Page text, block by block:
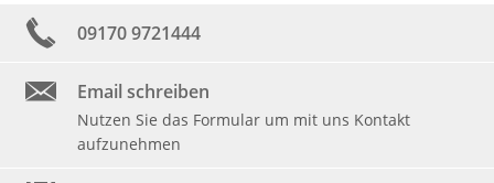
09170 9721444
Email schreiben
Nutzen Sie das Formular um mit uns Kontakt
aufzunehmen